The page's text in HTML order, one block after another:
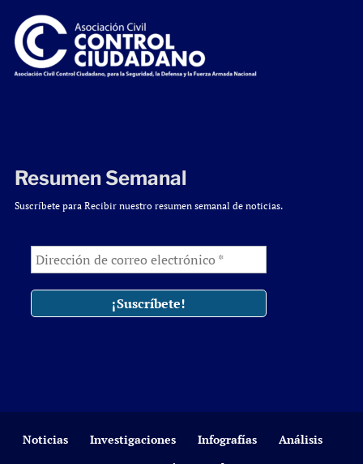
Resumen Semanal
Suscríbete para Recibir nuestro resumen semanal de noticias.
Noticias Investigaciones Infografías
Análisis